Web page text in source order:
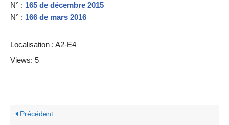
N° : 165 de décembre 2015
N° : 166 de mars 2016
Localisation : A2-E4
Views: 5
Précédent